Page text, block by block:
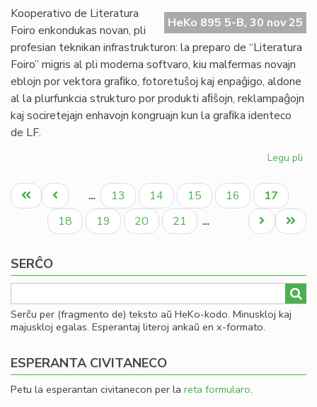
por
HeKo 895 5-B, 30 nov 25
Kooperativo de Literatura
Foiro enkondukas novan, pli
profesian teknikan infrastrukturon: la preparo de “Literatura
Foiro” migris al pli moderna softvaro, kiu malfermas novajn
eblojn por vektora graﬁko, fotoretuŝoj kaj enpaĝigo, aldone
al la plurfunkcia strukturo por produkti aﬁŝojn, reklampaĝojn
kaj sociretejajn enhavojn kongruajn kun la graﬁka identeco
de LF.
Legu pli
Pagination
Unua
paĝo
Antaŭa
paĝo
… Paĝo
13 Paĝo
14 Paĝo
15 Paĝo
16
Aktuala
paĝo
17
Paĝo
18 Paĝo
19 Paĝo
20 Paĝo
21 …
Last
page
Next
page
SERĈO
Serĉu per (fragmento de) teksto aŭ HeKo-kodo. Minuskloj kaj
majuskloj egalas. Esperantaj literoj ankaŭ en x-formato.
ESPERANTA CIVITANECO
Petu la esperantan civitanecon per la reta formularo.